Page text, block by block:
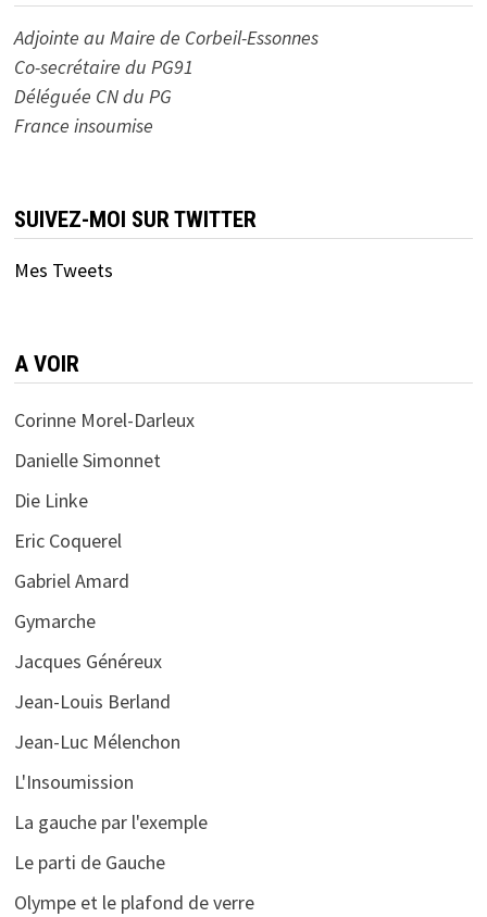
Adjointe au Maire de Corbeil-Essonnes
Co-secrétaire du PG91
Déléguée CN du PG
France insoumise
SUIVEZ-MOI SUR TWITTER
Mes Tweets
A VOIR
Corinne Morel-Darleux
Danielle Simonnet
Die Linke
Eric Coquerel
Gabriel Amard
Gymarche
Jacques Généreux
Jean-Louis Berland
Jean-Luc Mélenchon
L'Insoumission
La gauche par l'exemple
Le parti de Gauche
Olympe et le plafond de verre